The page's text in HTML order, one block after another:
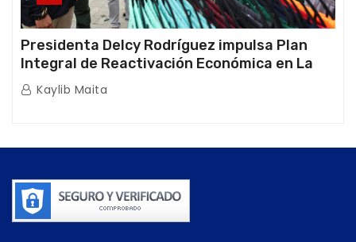
Presidenta Delcy Rodríguez impulsa Plan
Integral de Reactivación Económica en La
Guaira
Kaylib Maita